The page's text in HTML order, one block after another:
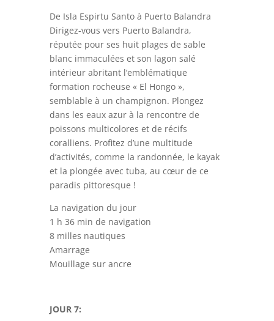
De Isla Espirtu Santo à Puerto Balandra
Dirigez-vous vers Puerto Balandra,
réputée pour ses huit plages de sable
blanc immaculées et son lagon salé
intérieur abritant l’emblématique
formation rocheuse « El Hongo »,
semblable à un champignon. Plongez
dans les eaux azur à la rencontre de
poissons multicolores et de récifs
coralliens. Profitez d’une multitude
d’activités, comme la randonnée, le kayak
et la plongée avec tuba, au cœur de ce
paradis pittoresque !
La navigation du jour
1 h 36 min de navigation
8 milles nautiques
Amarrage
Mouillage sur ancre
JOUR 7: